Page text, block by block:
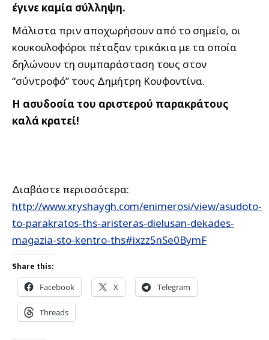
έγινε καμία σύλληψη.
Μάλιστα πριν αποχωρήσουν από το σημείο, οι
κουκουλοφόροι πέταξαν τρικάκια με τα οποία
δηλώνουν τη συμπαράσταση τους στον
“σύντροφό” τους Δημήτρη Κουφοντίνα.
Η ασυδοσία του αριστερού παρακράτους
καλά κρατεί!
Διαβάστε περισσότερα:
http://www.xryshaygh.com/enimerosi/view/asudoto-
to-parakratos-ths-aristeras-dielusan-dekades-
magazia-sto-kentro-ths#ixzz5nSe0BymF
Share this:
Facebook X Telegram
Threads